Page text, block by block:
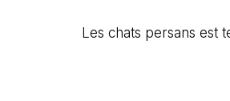
Les chats persans est